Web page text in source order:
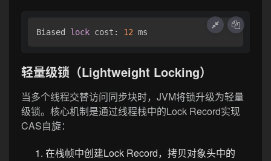
Biased lock cost: 12
轻量级锁（Lightweight Locking）
当多个线程交替访问同步块时，JVM将锁升级为轻量
级锁。核心机制是通过线程栈中的Lock Record实现
CAS自旋：
在栈帧中创建Lock Record，拷贝对象头中的